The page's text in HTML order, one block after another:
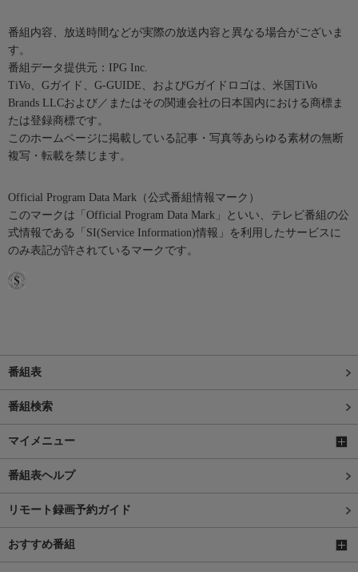
番組内容、放送時間などが実際の放送内容と異なる場合がございま
す。
番組データ提供元：IPG Inc.
TiVo、Gガイド、G-GUIDE、およびGガイドロゴは、米国TiVo
Brands LLCおよび／またはその関連会社の日本国内における商標ま
たは登録商標です。
このホームページに掲載している記事・写真等あらゆる素材の無断
複写・転載を禁じます。
Official Program Data Mark（公式番組情報マーク）
このマークは「Official Program Data Mark」といい、テレビ番組の公
式情報である「SI(Service Information)情報」を利用したサービスに
のみ表記が許されているマークです。
番組表
番組検索
マイメニュー
番組表ヘルプ
リモート録画予約ガイド
おすすめ番組